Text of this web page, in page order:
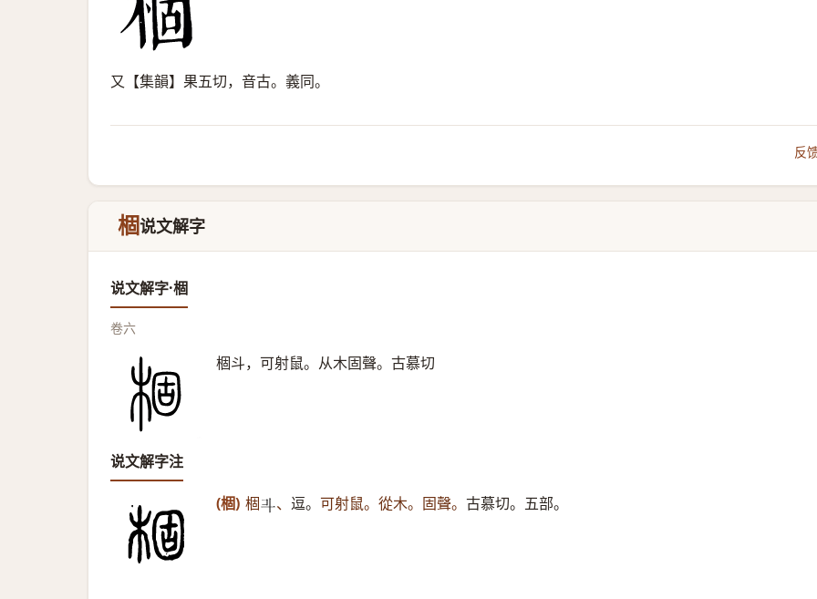
又【集韻】果五切，音古。義同。
反
棝说文解字
说文解字·棝
卷六
棝斗，可射鼠。从木固聲。古慕切
说文解字注
(棝) 棝𣁬 、 逗。 可射鼠。從木。固聲。 古慕切。五部。